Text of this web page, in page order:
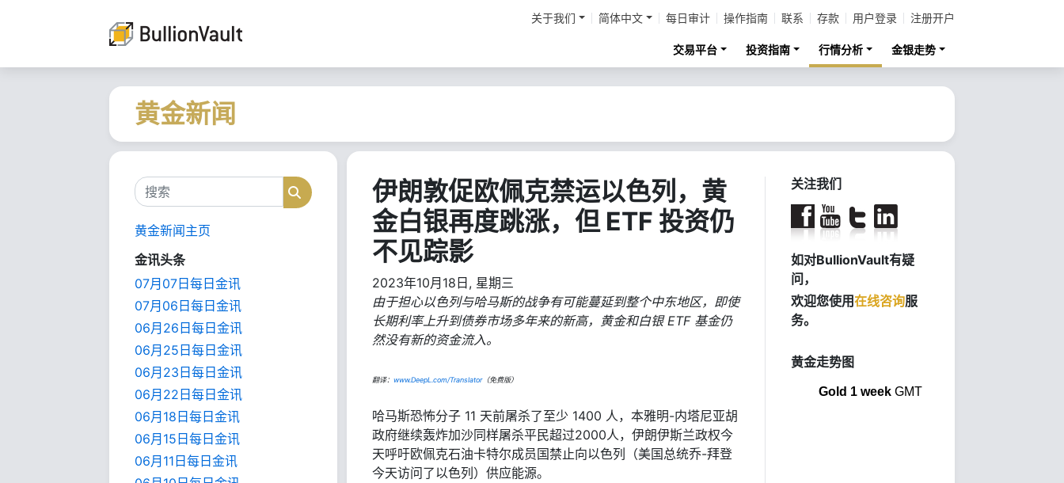
关于我们 简体中文 每日审计 操作指南 联系 存款 用户登录 注册开户
交易平台 投资指南 行情分析 金银走势
黄金新闻
搜索 搜索
黄金新闻主页
金讯头条
07月07日每日金讯
07月06日每日金讯
06月26日每日金讯
06月25日每日金讯
06月23日每日金讯
06月22日每日金讯
06月18日每日金讯
06月15日每日金讯
06月11日每日金讯
伊朗敦促欧佩克禁运以色列，黄
金白银再度跳涨，但 ETF 投资仍
不见踪影
2023年10月18日, 星期三
由于担心以色列与哈马斯的战争有可能蔓延到整个中东地区，即使
长期利率上升到债券市场多年来的新高，黄金和白银 ETF 基金仍
然没有新的资金流入。
翻译： www.DeepL.com/Translator（免费版）
哈马斯恐怖分子 11 天前屠杀了至少 1400 人，本雅明-内塔尼亚胡
政府继续轰炸加沙同样屠杀平民超过2000人，伊朗伊斯兰政权今
天呼吁欧佩克石油卡特尔成员国禁止向以色列（美国总统乔-拜登
今天访问了以色列）供应能源。
关注我们
如对BullionVault有疑
问，
欢迎您使用在线咨询服
务。
黄金走势图
Gold 1 weekGMT